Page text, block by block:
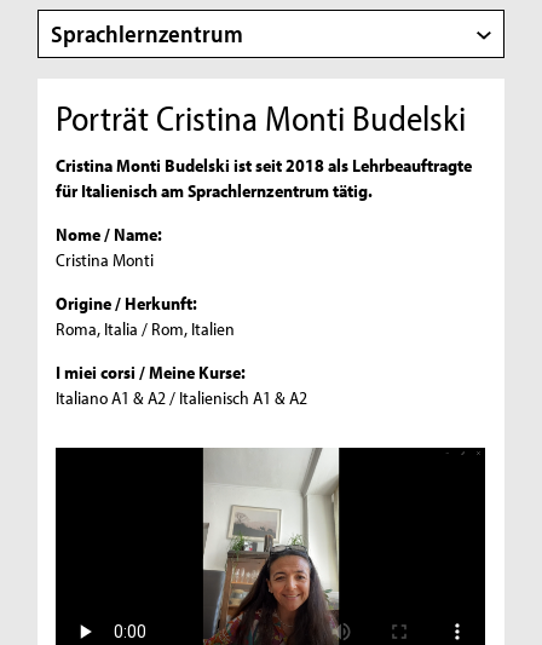
Sprachlernzentrum
Porträt Cristina Monti Budelski
Cristina Monti Budelski ist seit 2018 als Lehrbeauftragte
für Italienisch am Sprachlernzentrum tätig.
Nome / Name:
Cristina Monti
Origine / Herkunft:
Roma, Italia / Rom, Italien
I miei corsi / Meine Kurse:
Italiano A1 & A2 / Italienisch A1 & A2